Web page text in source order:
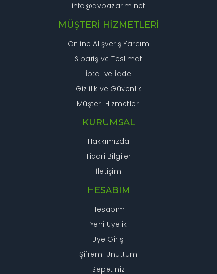
info@avpazarim.net
MÜŞTERİ HİZMETLERİ
Online Alışveriş Yardım
Sipariş ve Teslimat
İptal ve İade
Gizlilik ve Güvenlik
Müşteri Hizmetleri
KURUMSAL
Hakkımızda
Ticari Bilgiler
İletişim
HESABIM
Hesabım
Yeni Üyelik
Üye Girişi
Şifremi Unuttum
Sepetiniz